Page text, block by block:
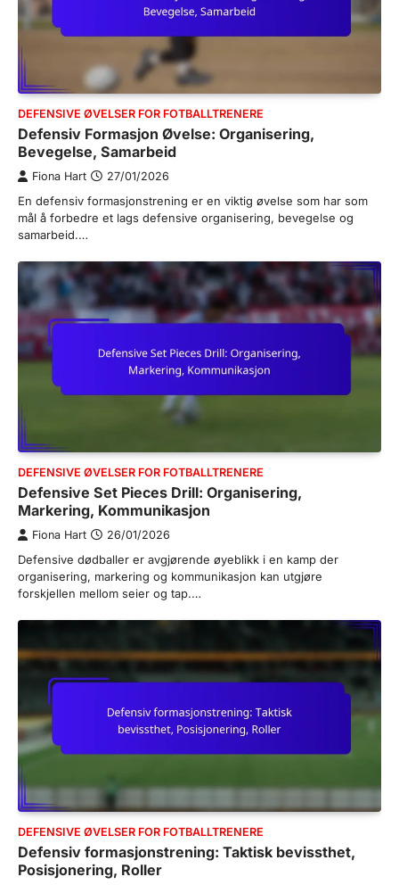
DEFENSIVE ØVELSER FOR FOTBALLTRENERE
Defensiv Formasjon Øvelse: Organisering,
Bevegelse, Samarbeid
Fiona Hart 27/01/2026
En defensiv formasjonstrening er en viktig øvelse som har som
mål å forbedre et lags defensive organisering, bevegelse og
samarbeid.…
DEFENSIVE ØVELSER FOR FOTBALLTRENERE
Defensive Set Pieces Drill: Organisering,
Markering, Kommunikasjon
Fiona Hart 26/01/2026
Defensive dødballer er avgjørende øyeblikk i en kamp der
organisering, markering og kommunikasjon kan utgjøre
forskjellen mellom seier og tap.…
DEFENSIVE ØVELSER FOR FOTBALLTRENERE
Defensiv formasjonstrening: Taktisk bevissthet,
Posisjonering, Roller